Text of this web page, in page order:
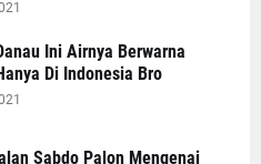
Ini Airnya Berwarna
Di Indonesia Bro
Sabdo Palon Mengenai